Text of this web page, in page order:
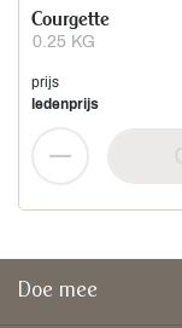
0.25 KG
Courgette
prijs
ledenprijs
Doe mee